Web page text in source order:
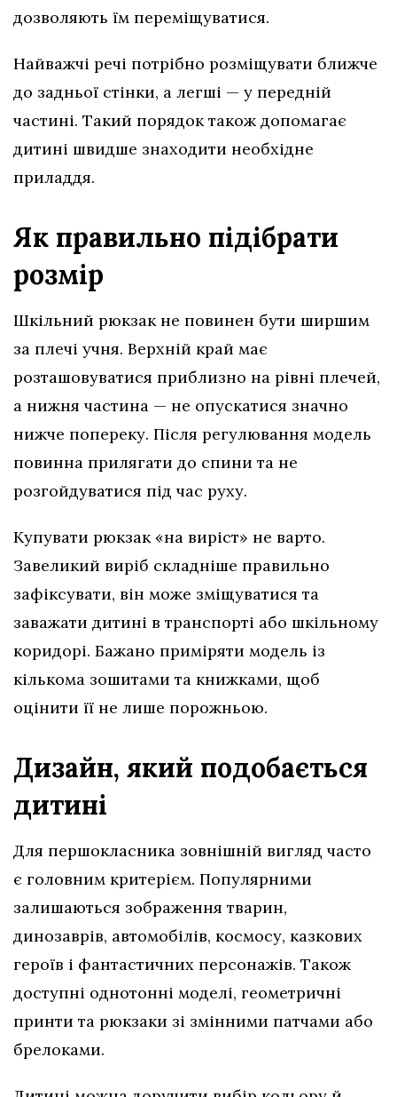
дозволяють їм переміщуватися.
Найважчі речі потрібно розміщувати ближче
до задньої стінки, а легші — у передній
частині. Такий порядок також допомагає
дитині швидше знаходити необхідне
приладдя.
Як правильно підібрати
розмір
Шкільний рюкзак не повинен бути ширшим
за плечі учня. Верхній край має
розташовуватися приблизно на рівні плечей,
а нижня частина — не опускатися значно
нижче попереку. Після регулювання модель
повинна прилягати до спини та не
розгойдуватися під час руху.
Купувати рюкзак «на виріст» не варто.
Завеликий виріб складніше правильно
зафіксувати, він може зміщуватися та
заважати дитині в транспорті або шкільному
коридорі. Бажано приміряти модель із
кількома зошитами та книжками, щоб
оцінити її не лише порожньою.
Дизайн, який подобається
дитині
Для першокласника зовнішній вигляд часто
є головним критерієм. Популярними
залишаються зображення тварин,
динозаврів, автомобілів, космосу, казкових
героїв і фантастичних персонажів. Також
доступні однотонні моделі, геометричні
принти та рюкзаки зі змінними патчами або
брелоками.